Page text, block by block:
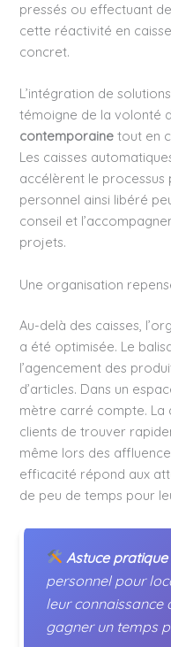
pressés ou effectuant
cette réactivité en
concret.
L’intégration de
témoigne de la volonté
contemporaine tout en
Les caisses
accélèrent le processus
personnel ainsi libéré
conseil et
projets.
Une organisation
Au-delà des caisses,
a été optimisée. Le
l’agencement des
d’articles. Dans un
mètre carré compte. La
clients de trouver
même lors des
efficacité répond aux
de peu de temps pour
Astuce pratique
personnel pour
leur connaissance
gagner un temps